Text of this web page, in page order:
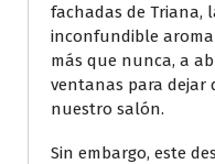
fachadas de Triana,
inconfundible
más que nunca, a
ventanas para dejar
nuestro salón.
Sin embargo, este